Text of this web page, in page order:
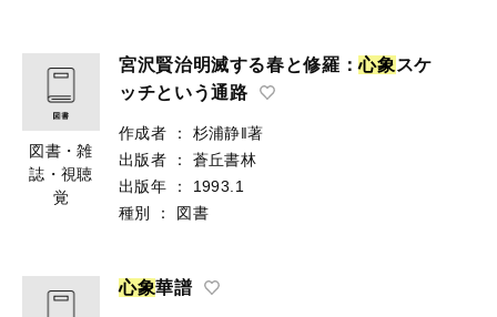
図書・雑
誌・視聴
覚
宮沢賢治明滅する春と修羅：心象 スケ
ッチという通路
作成者 ：
杉浦静‖著
出版者
：
蒼丘書林
出版年
：
1993.1
種別
： 図書
心象華譜